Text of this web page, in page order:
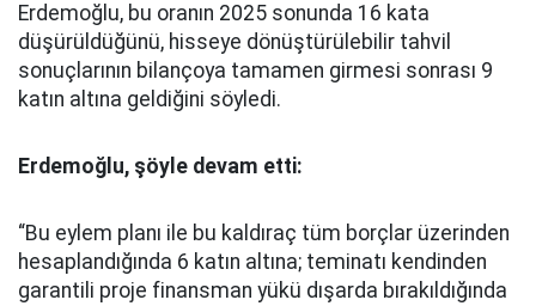
Erdemoğlu, bu oranın 2025 sonunda 16 kata
düşürüldüğünü, hisseye dönüştürülebilir tahvil
sonuçlarının bilançoya tamamen girmesi sonrası 9
katın altına geldiğini söyledi.
Erdemoğlu, şöyle devam etti:
“Bu eylem planı ile bu kaldıraç tüm borçlar üzerinden
hesaplandığında 6 katın altına; teminatı kendinden
garantili proje finansman yükü dışarda bırakıldığında